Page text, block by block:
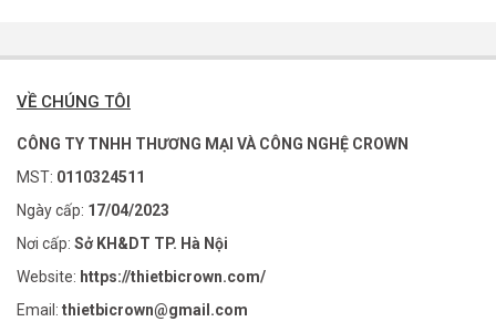
VỀ CHÚNG TÔI
CÔNG TY TNHH THƯƠNG MẠI VÀ CÔNG NGHỆ CROWN
MST: 0110324511
Ngày cấp: 17/04/2023
Nơi cấp: Sở KH&DT TP. Hà Nội
Website: https://thietbicrown.com/
Email: thietbicrown@gmail.com